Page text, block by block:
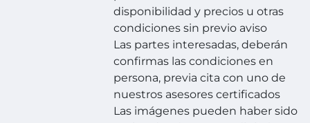
disponibilidad y precios u otras
condiciones sin previo aviso
Las partes interesadas, deberán
confirmas las condiciones en
persona, previa cita con uno de
nuestros asesores certificados
Las imágenes pueden haber sido